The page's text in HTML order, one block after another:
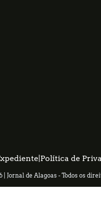
Política de
| Jornal de Alagoas - Todos os